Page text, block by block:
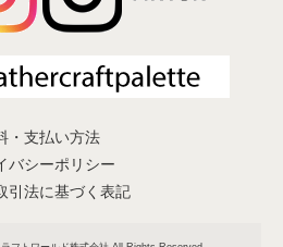
・支払い方法
バシーポリシー
引法に基づく表記